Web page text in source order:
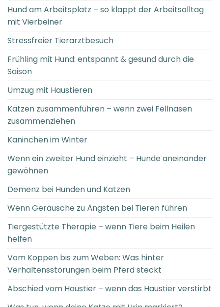
Hund am Arbeitsplatz – so klappt der Arbeitsalltag
mit Vierbeiner
Stressfreier Tierarztbesuch
Frühling mit Hund: entspannt & gesund durch die
Saison
Umzug mit Haustieren
Katzen zusammenführen – wenn zwei Fellnasen
zusammenziehen
Kaninchen im Winter
Wenn ein zweiter Hund einzieht – Hunde aneinander
gewöhnen
Demenz bei Hunden und Katzen
Wenn Geräusche zu Ängsten bei Tieren führen
Tiergestützte Therapie – wenn Tiere beim Heilen
helfen
Vom Koppen bis zum Weben: Was hinter
Verhaltensstörungen beim Pferd steckt
Abschied vom Haustier – wenn das Haustier verstirbt